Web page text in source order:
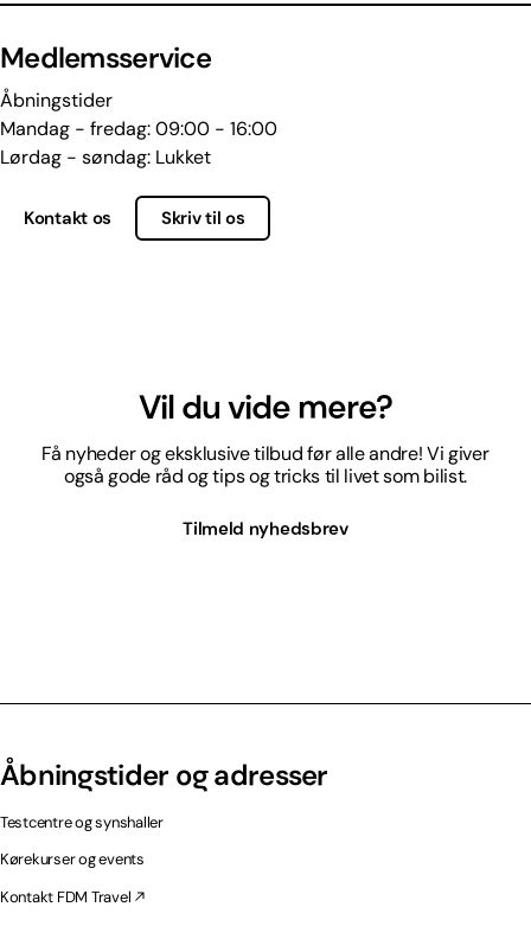
Medlemsservice
Åbningstider
Mandag - fredag: 09:00 - 16:00
Lørdag - søndag: Lukket
Kontakt os Skriv til os
Vil du vide mere?
Få nyheder og eksklusive tilbud før alle andre! Vi giver
også gode råd og tips og tricks til livet som bilist.
Tilmeld nyhedsbrev
Åbningstider og adresser
Testcentre og synshaller
Kørekurser og events
Kontakt FDM Travel